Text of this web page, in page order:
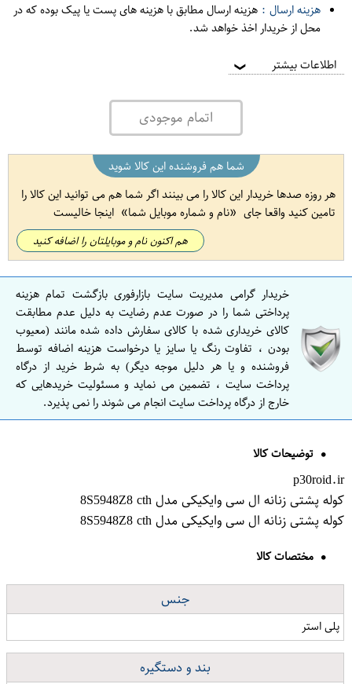
هزینه ارسال : هزینه ارسال مطابق با هزینه های پست یا پیک بوده که در
محل از خریدار اخذ خواهد شد.
اطلاعات بیشتر ❯
اتمام موجودی
شما هم فروشنده این کالا شوید
هر روزه صدها خریدار این کالا را می بینند اگر شما هم می توانید این کالا را
تامین کنید واقعا جای
نام و شماره موبایل شما اینجا خالیست
هم اکنون نام و موبایلتان را اضافه کنید
خریدار گرامی مدیریت سایت بازارفوری بازگشت تمام هزینه
پرداختی شما را در صورت عدم رضایت به دلیل عدم مطابقت
کالای خریداری شده با کالای سفارش داده شده مانند (معیوب
بودن ، تفاوت رنگ یا سایز یا درخواست هزینه اضافه توسط
فروشنده و یا هر دلیل موجه دیگر) به شرط خرید از درگاه
پرداخت سایت ، تضمین می نماید و مسئولیت خریدهایی که
خارج از درگاه پرداخت سایت انجام می شوند را نمی پذیرد.
توضیحات کالا
p30roid.ir
کوله پشتی زنانه ال سی وایکیکی مدل 8S5948Z8 cth
کوله پشتی زنانه ال سی وایکیکی مدل 8S5948Z8 cth
مختصات کالا
جنس
پلی استر
بند و دستگیره